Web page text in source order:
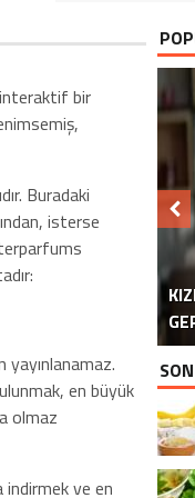
interaktif bir
Buradaki
isterse
yayınlanamaz.
en büyük
olmaz
indirmek ve en